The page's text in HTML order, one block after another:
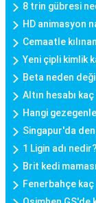
8 trin gübresi
HD animasyon
Cemaatle
Yeni çipli kimlik
Beta neden
Altın hesabı
Hangi
Singapur'da
1 Ligin adı nedir?
Brit kedi
Fenerbahçe